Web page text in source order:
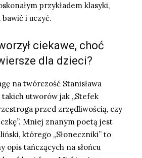
przykładem klasyki,
i uczyć.
ciekawe, choć
dla dzieci?
na twórczość Stanisława
takich utworów jak „Stefek
przed zrzędliwością, czy
Mniej znanym poetą jest
którego „Słoneczniki” to
opis tańczących na słońcu